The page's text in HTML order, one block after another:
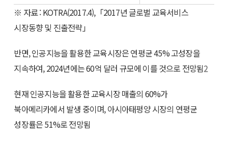
※ 자료 : KOTRA(2017.4),「2017년 글로벌 교육서비스
시장동향 및 진출전략」
반면, 인공지능을 활용한 교육시장은 연평균 45% 고성장을
지속하여, 2024년에는 60억 달러 규모에 이를 것으로 전망됨2
현재 인공지능을 활용한 교육시장 매출의 60%가
북아메리카에서 발생 중이며, 아시아태평양 시장의 연평균
성장률은 51%로 전망됨